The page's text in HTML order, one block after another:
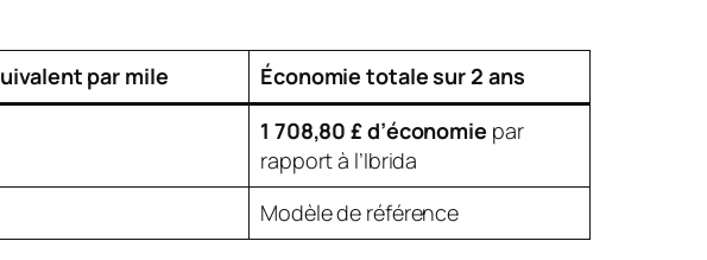
par mile Économie totale sur 2 ans
1 708,80 £ d’économie par
rapport à l’Ibrida
Modèle de référence